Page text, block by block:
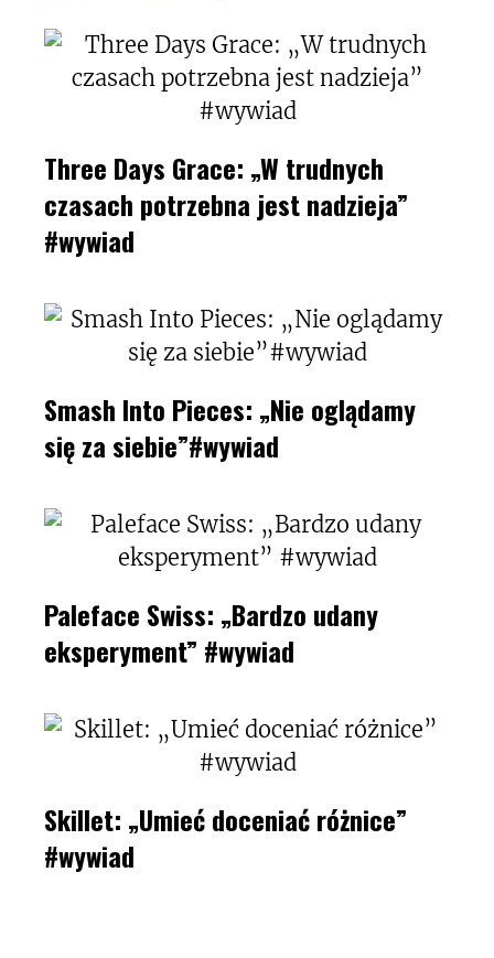
Three Days Grace: „W trudnych
czasach potrzebna jest nadzieja”
#wywiad
Smash Into Pieces: „Nie oglądamy
się za siebie”#wywiad
Paleface Swiss: „Bardzo udany
eksperyment” #wywiad
Skillet: „Umieć doceniać różnice”
#wywiad